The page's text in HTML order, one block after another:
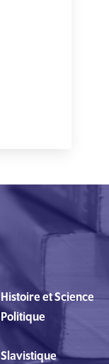
Histoire et Science
Politique
Slavistique